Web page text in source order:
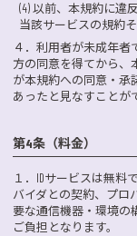
(4) 以前、本規約に違
当該サービスの規約
４． 利用者が未成年者
方の同意を得てから、
が本規約への同意・承
あったと見なすことが
第4条（料金）
１． IDサービスは無料
バイダとの契約、プロ
要な通信機器・環境の
ご負担となります。